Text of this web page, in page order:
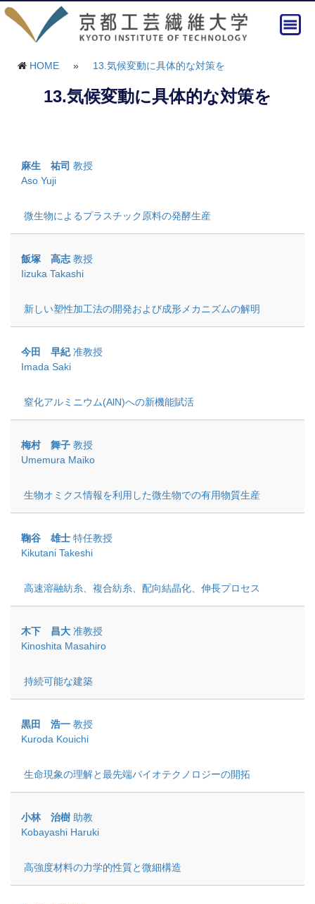
HOME » 13.気候変動に具体的な対策を
13.気候変動に具体的な対策を
麻生 祐司 教授
Aso Yuji
微生物によるプラスチック原料の発酵生産
飯塚 高志 教授
Iizuka Takashi
新しい塑性加工法の開発および成形メカニズムの解明
今田 早紀准教授
Imada Saki
窒化アルミニウム(AlN)への新機能賦活
梅村 舞子 教授
Umemura Maiko
生物オミクス情報を利用した微生物での有用物質生産
鞠谷 雄士 特任教授
Kikutani Takeshi
高速溶融紡糸、複合紡糸、配向結晶化、伸長プロセス
木下 昌大 准教授
Kinoshita Masahiro
持続可能な建築
黒田 浩一 教授
Kuroda Kouichi
生命現象の理解と最先端バイオテクノロジーの開拓
小林 治樹 助教
Kobayashi Haruki
高強度材料の力学的性質と微細構造